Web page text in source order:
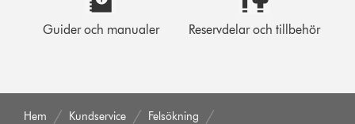
Guider och manualer Reservdelar och tillbehör
Hem Kundservice Felsökning